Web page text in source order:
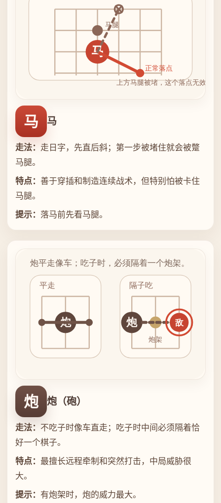
马 马
走法： 走日字，先直后斜；第一步被堵住就会被蹩
马腿。
特点： 善于穿插和制造连续战术，但特别怕被卡住
马腿。
提示： 落马前先看马腿。
炮 炮（砲）
走法： 不吃子时像车直走；吃子时中间必须隔着恰
好一个棋子。
特点： 最擅长远程牵制和突然打击，中局威胁很
大。
提示： 有炮架时，炮的威力最大。